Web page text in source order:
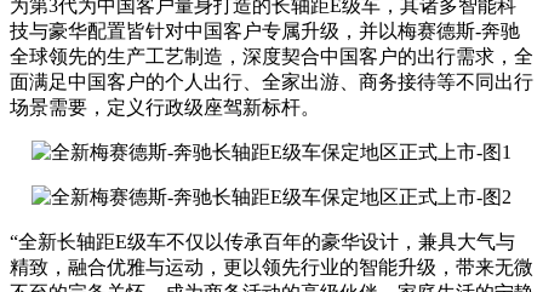
为第3代为中国客户量身打造的长轴距E级车，其诸多智能科
技与豪华配置皆针对中国客户专属升级，并以梅赛德斯-奔驰
全球领先的生产工艺制造，深度契合中国客户的出行需求，全
面满足中国客户的个人出行、全家出游、商务接待等不同出行
场景需要，定义行政级座驾新标杆。
“全新长轴距E级车不仅以传承百年的豪华设计，兼具大气与
精致，融合优雅与运动，更以领先行业的智能升级，带来无微